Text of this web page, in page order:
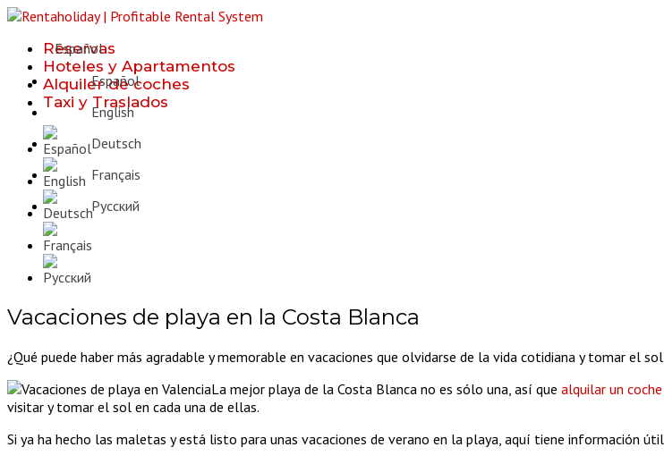
Español
Español
English
Deutsch
Français
Русcкий
Reservas
Hoteles y Apartamentos
Alquiler de coches
Taxi y Traslados
Vacaciones de playa en la Costa Blanca
¿Qué puede haber más agradable y memorable en vacaciones que olvidarse de la vida cotidiana y tomar el
La mejor playa de la Costa Blanca no es sólo una, así que alquilar un
visitar y tomar el sol en cada una de ellas.
Si ya ha hecho las maletas y está listo para unas vacaciones de verano en la playa, aquí tiene información